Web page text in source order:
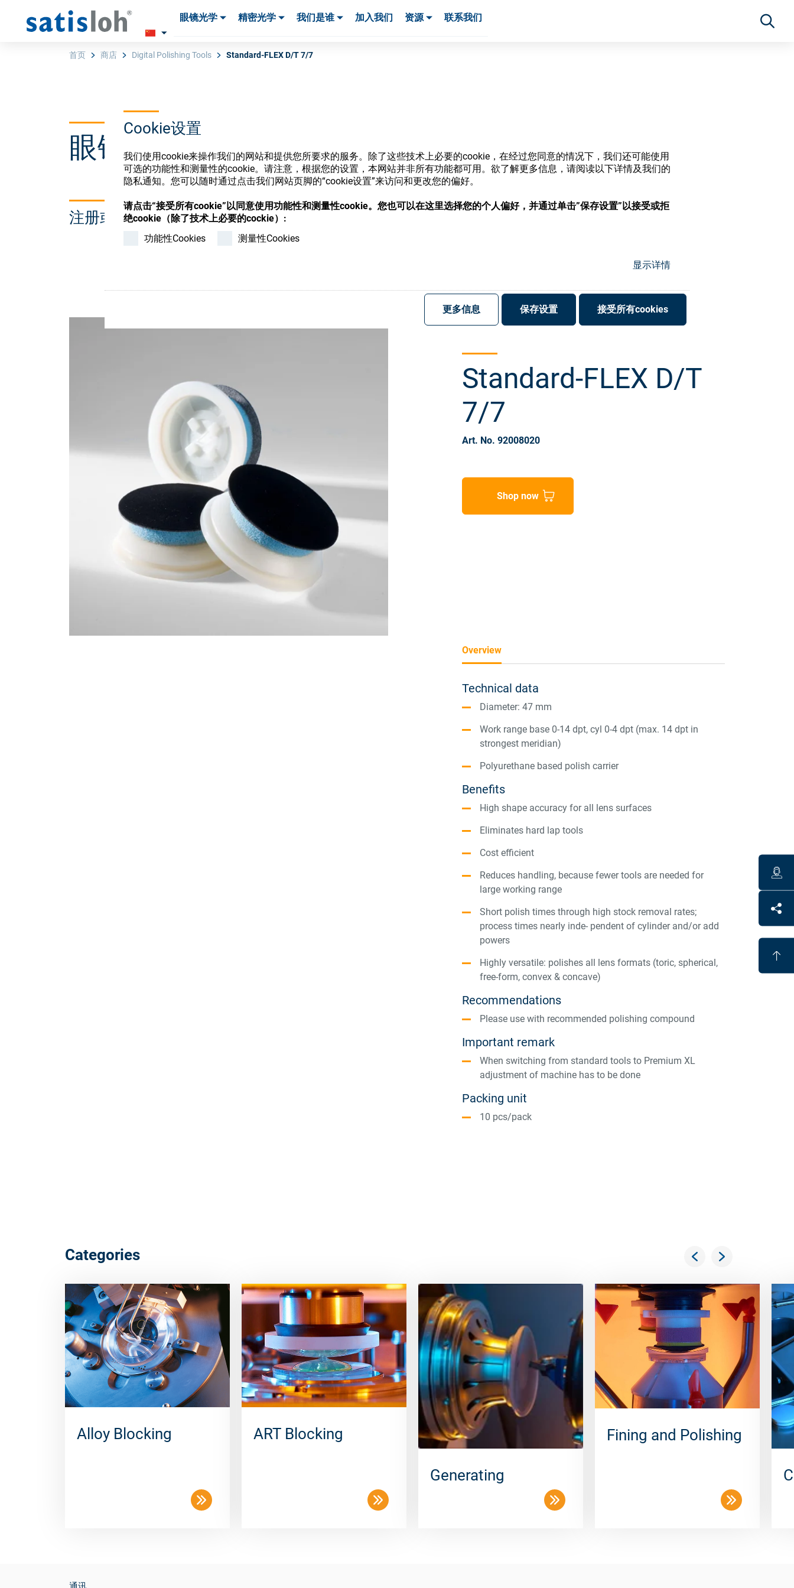
Cookie设置
我们使用cookie来操作我们的网站和提供您所要求的服务。除了这些技术上必要的cookie，在经过您同意的情况下，我们还可能使用
可选的功能性和测量性的cookie。请注意，根据您的设置，本网站并非所有功能都可用。欲了解更多信息，请阅读以下详情及我们的
隐私通知。您可以随时通过点击我们网站页脚的“cookie设置”来访问和更改您的偏好。
请点击“接受所有cookie”以同意使用功能性和测量性cookie。您也可以在这里选择您的个人偏好，并通过单击”保存设置”以接受或拒
绝cookie（除了技术上必要的cockie）:
功能性Cookies
测量性Cookies
显示详情
更多信息 保存设置 接受所有cookies
眼镜光学 精密光学 我们是谁 加入我们 资源 联系我们
首页 商店 Digital Polishing Tools Standard-FLEX D/T 7/7
眼镜光学耗材商店
注册或登录以访问您的帐户，并了解我们的各种眼镜光学耗材
Standard-FLEX D/T
7/7
Art. No. 92008020
Shop now
Overview
Technical data
Diameter: 47 mm
Work range base 0-14 dpt, cyl 0-4 dpt (max. 14 dpt in
strongest meridian)
Polyurethane based polish carrier
Benefits
High shape accuracy for all lens surfaces
Eliminates hard lap tools
Cost efficient
Reduces handling, because fewer tools are needed for
large working range
Short polish times through high stock removal rates;
process times nearly inde- pendent of cylinder and/or add
powers
Highly versatile: polishes all lens formats (toric, spherical,
free-form, convex & concave)
Recommendations
Please use with recommended polishing compound
Important remark
When switching from standard tools to Premium XL
adjustment of machine has to be done
Packing unit
10 pcs/pack
Categories
Alloy Blocking ART Blocking
Generating
Fining and Polishing